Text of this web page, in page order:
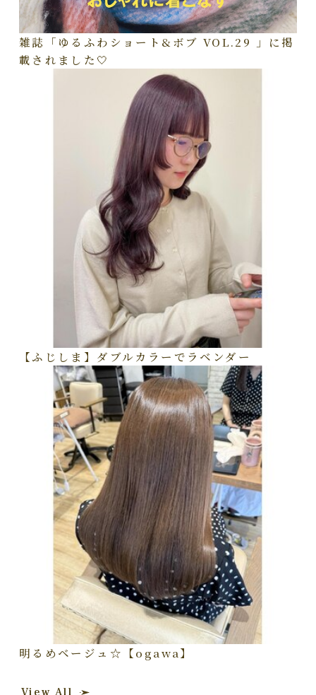
雑誌「ゆるふわショート&ボブ VOL.29 」に掲
載されました🤍
【ふじしま】ダブルカラーでラベンダー
明るめベージュ☆【ogawa】
View All